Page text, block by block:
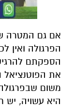
אם גם המטרה
הפרגולה ואין
הספקתם
את הפוטנציאל
משום
היא עשויה, יש